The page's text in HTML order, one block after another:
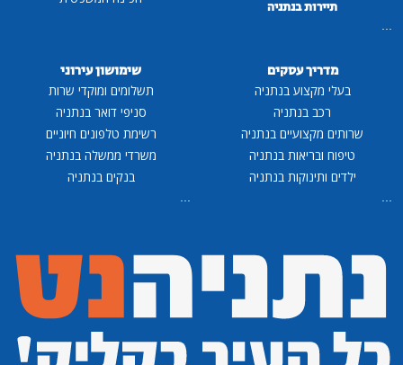
תיירות בנתניה
...
מדריך עסקים
בעלי מקצוע בנתניה
רכב בנתניה
שרותים מקצועיים בנתניה
טיפוח ובריאות בנתניה
ילדים ותינוקות בנתניה
...
שימושון עירוני
תשלומים ומוקדי שרות
סניפי דואר בנתניה
רשימת טלפונים חיוניים
משרדי ממשלה בנתניה
בנקים בנתניה
...